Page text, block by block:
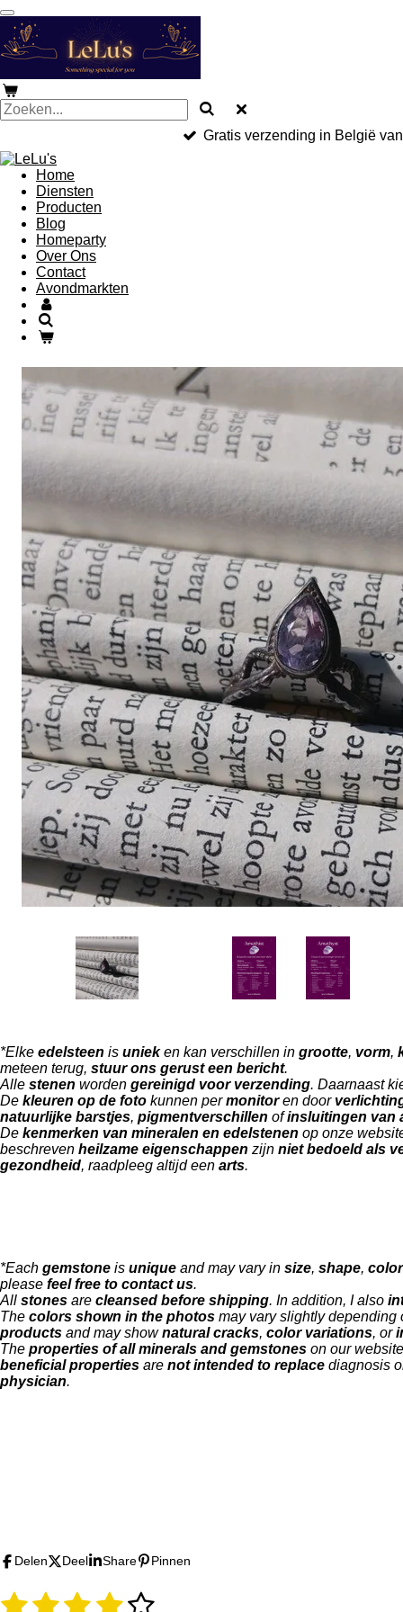
Ga
direct
naar
de
hoofdinhoud
Gratis verzending in België
Home
Diensten
Producten
Blog
Homeparty
Over Ons
Contact
Avondmarkten
*Elke edelsteen is unieken kan verschillen in grootte, vorm,
meteen terug, stuur ons gerust een bericht.
Alle stenen worden gereinigd voor verzending. Daarnaast
De kleuren op de foto kunnen permonitoren door
natuurlijke barstjes, pigmentverschillen ofinsluitingen van
De kenmerken van mineralen en edelstenen op onze
beschreven heilzame eigenschappen zijn niet bedoeld als
gezondheid, raadpleeg altijd een arts.
*Each gemstone is unique and may vary in size, shape, color
please feel free to contact us.
All stones are cleansed before shipping. In addition, I also
The colors shown in the photos may vary slightly depending
products and may shownatural cracks, color variations, or
The properties of all minerals and gemstones on our
beneficial properties are not intended to replace diagnosis
physician.
b
a
o
Delen Deel Share Pinnen
R
1 2 3 4 5
S